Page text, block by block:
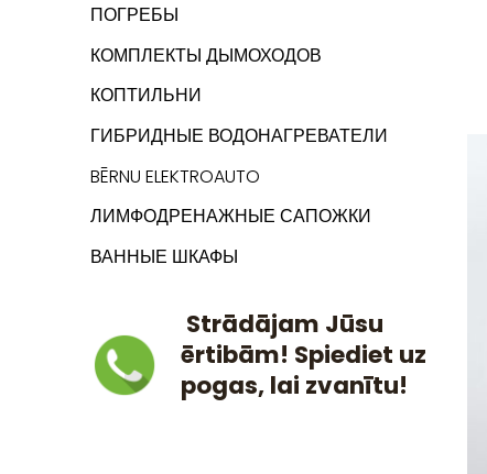
ПОГРЕБЫ
КОМПЛЕКТЫ ДЫМОХОДОВ
КОПТИЛЬНИ
ГИБРИДНЫЕ ВОДОНАГРЕВАТЕЛИ
BĒRNU ELEKTROAUTO
ЛИМФОДРЕНАЖНЫЕ САПОЖКИ
ВАННЫЕ ШКАФЫ
Strādājam Jūsu
ērtibām! Spiediet uz
pogas, lai zvanītu!